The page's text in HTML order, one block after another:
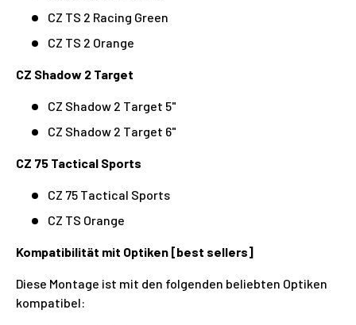
CZ TS 2 Racing Green
CZ TS 2 Orange
CZ Shadow 2 Target
CZ Shadow 2 Target 5"
CZ Shadow 2 Target 6"
CZ 75 Tactical Sports
CZ 75 Tactical Sports
CZ TS Orange
Kompatibilität mit Optiken [best sellers]
Diese Montage ist mit den folgenden beliebten Optiken
kompatibel: